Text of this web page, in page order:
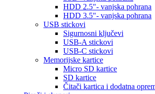
HDD 2.5"- vanjska pohrana
HDD 3.5"- vanjska pohrana
USB stickovi
Sigurnosni ključevi
USB-A stickovi
USB-C stickovi
Memorijske kartice
Micro SD kartice
SD kartice
Čitači kartica i dodatna